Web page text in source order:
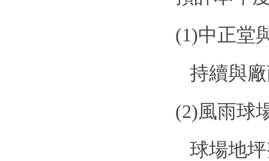
(1)中正堂
持續與
(2)風雨球
球場地